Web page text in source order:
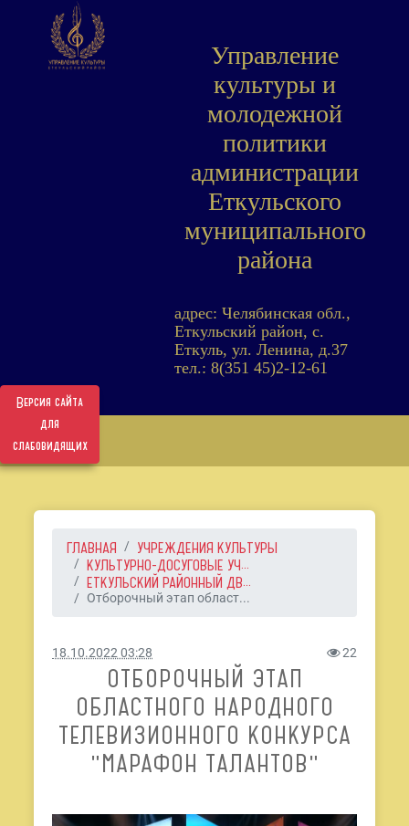
Версия сайта
для
слабовидящих
Управление
культуры и
молодежной
политики
администрации
Еткульского
муниципального
района
адрес: Челябинская обл.,
Еткульский район, с.
Еткуль, ул. Ленина, д.37
тел.: 8(351 45)2-12-61
ГЛАВНАЯ
УЧРЕЖДЕНИЯ КУЛЬТУРЫ
КУЛЬТУРНО-ДОСУГОВЫЕ УЧ...
ЕТКУЛЬСКИЙ РАЙОННЫЙ ДВ...
Отборочный этап област...
18.10.2022 03:28 22
ОТБОРОЧНЫЙ ЭТАП
ОБЛАСТНОГО НАРОДНОГО
ТЕЛЕВИЗИОННОГО КОНКУРСА
"МАРАФОН ТАЛАНТОВ"